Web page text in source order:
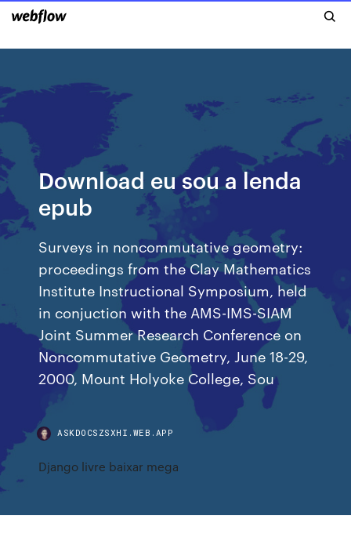
Download eu sou a lenda
epub
Surveys in noncommutative geometry:
proceedings from the Clay Mathematics
Institute Instructional Symposium, held
in conjuction with the AMS-IMS-SIAM
Joint Summer Research Conference on
Noncommutative Geometry, June 18-29,
2000, Mount Holyoke College, Sou
ASKDOCSZSXHI.WEB.APP
Django livre baixar mega